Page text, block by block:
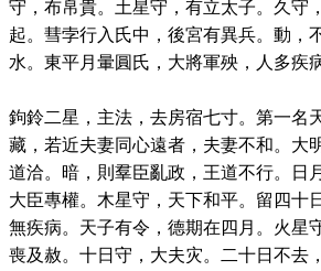
守，布帛貴。土星守，有立太子。久守
起。彗孛行入氏中，後宮有異兵。動，
水。東平月暈圓氏，大將軍殃，人多疾病
鉤鈴二星，主法，去房宿七寸。第一名
藏，若近夫妻同心遠者，夫妻不和。大
道洽。暗，則羣臣亂政，王道不行。日
大臣專權。木星守，天下和平。留四十
無疾病。天子有令，德期在四月。火星
喪及赦。十日守，大夫灾。二十日不去